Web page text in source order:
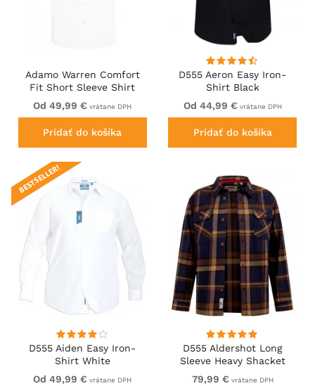
Adamo Warren Comfort
Fit Short Sleeve Shirt
White
Od 49,99 € vrátane DPH
Pridať do košíka
D555 Aeron Easy Iron-
Shirt Black
Od 44,99 € vrátane DPH
Pridať do košíka
D555 Aiden Easy Iron-
Shirt White
BESTSELLER!
Od 49,99 € vrátane DPH
D555 Aldershot Long
Sleeve Heavy Shacket
Overshirt Tan/Navy Check
79,99 € vrátane DPH